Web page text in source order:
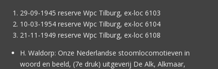
29-09-1945 reserve Wpc Tilburg, ex-loc 6103
10-03-1954 reserve Wpc Tilburg, ex-loc 6104
21-11-1949 reserve Wpc Tilburg, ex-loc 6108
H. Waldorp: Onze Nederlandse stoomlocomotieven in
woord en beeld, (7e druk) uitgeverij De Alk, Alkmaar,